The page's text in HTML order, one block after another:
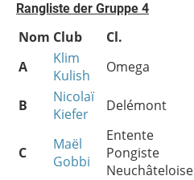
Rangliste der Gruppe 4
Nom Club Cl.
A
Klim
Kulish
Omega
B
Nicolaï
Kiefer
Delémont
C
Maël
Gobbi
Entente
Pongiste
Neuchâteloise